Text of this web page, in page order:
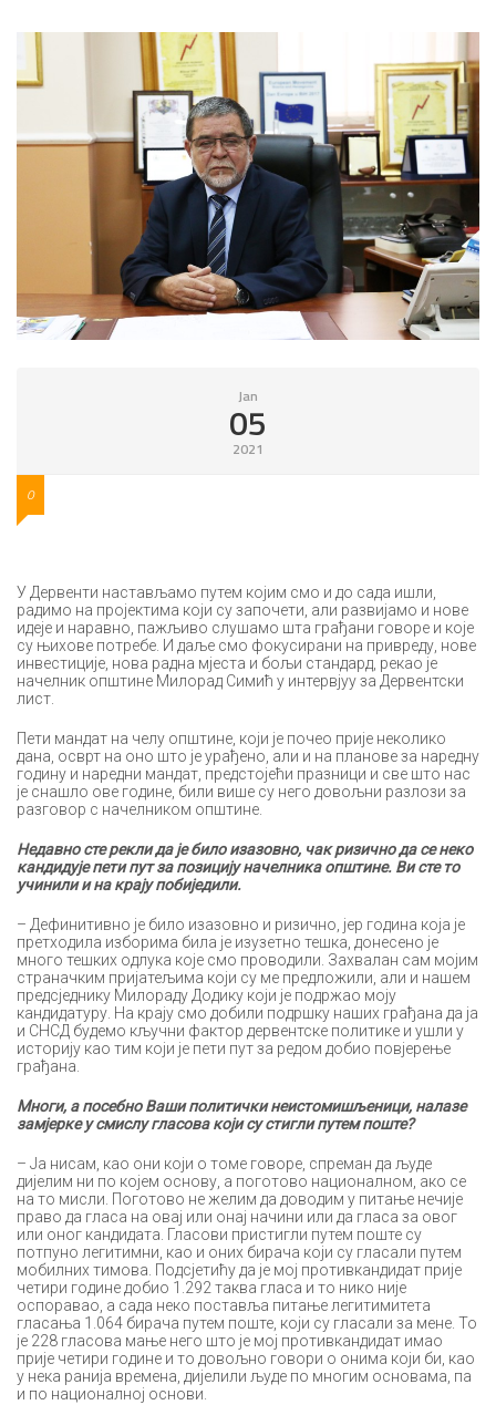
Jan
05
2021
0
У Дервенти настављамо путем којим смо и до сада ишли,
радимо на пројектима који су започети, али развијамо и нове
идеје и наравно, пажљиво слушамо шта грађани говоре и које
су њихове потребе. И даље смо фокусирани на привреду, нове
инвестиције, нова радна мјеста и бољи стандард, рекао је
начелник општине Милорад Симић у интервјуу за Дервентски
лист.
Пети мандат на челу општине, који је почео прије неколико
дана, осврт на оно што је урађено, али и на планове за наредну
годину и наредни мандат, предстојећи празници и све што нас
је снашло ове године, били више су него довољни разлози за
разговор с начелником општине.
Недавно сте рекли да је било изазовно, чак ризично да се неко
кандидује пети пут за позицију начелника општине. Ви сте то
учинили и на крају побиједили.
– Дефинитивно је било изазовно и ризично, јер година која је
претходила изборима била је изузетно тешка, донесено је
много тешких одлука које смо проводили. Захвалан сам мојим
страначким пријатељима који су ме предложили, али и нашем
предсједнику Милораду Додику који је подржао моју
кандидатуру. На крају смо добили подршку наших грађана да ја
и СНСД будемо кључни фактор дервентске политике и ушли у
историју као тим који је пети пут за редом добио повјерење
грађана.
Многи, а посебно Ваши политички неистомишљеници, налазе
замјерке у смислу гласова који су стигли путем поште?
– Ја нисам, као они који о томе говоре, спреман да људе
дијелим ни по којем основу, а поготово националном, ако се
на то мисли. Поготово не желим да доводим у питање нечије
право да гласа на овај или онај начини или да гласа за овог
или оног кандидата. Гласови пристигли путем поште су
потпуно легитимни, као и оних бирача који су гласали путем
мобилних тимова. Подсјетићу да је мој противкандидат прије
четири године добио 1.292 таква гласа и то нико није
оспоравао, а сада неко поставља питање легитимитета
гласања 1.064 бирача путем поште, који су гласали за мене. То
је 228 гласова мање него што је мој противкандидат имао
прије четири године и то довољно говори о онима који би, као
у нека ранија времена, дијелили људе по многим основама, па
и по националној основи.